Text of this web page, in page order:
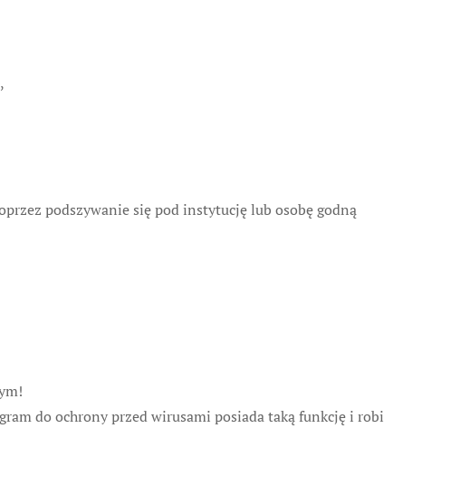
podszywanie się pod instytucję lub osobę godną
do ochrony przed wirusami posiada taką funkcję i robi